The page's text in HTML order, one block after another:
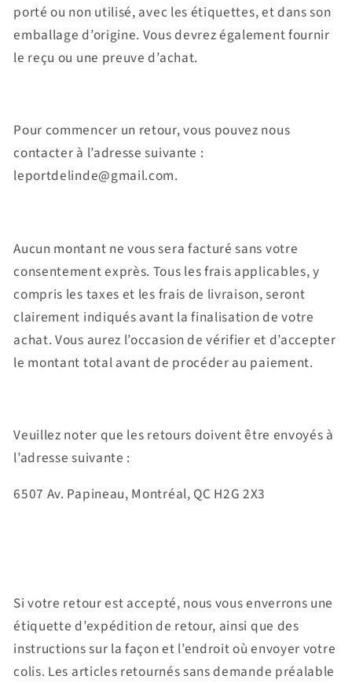
porté ou non utilisé, avec les étiquettes, et dans son
emballage d’origine. Vous devrez également fournir
le reçu ou une preuve d’achat.
Pour commencer un retour, vous pouvez nous
contacter à l’adresse suivante :
leportdelinde@gmail.com.
Aucun montant ne vous sera facturé sans votre
consentement exprès. Tous les frais applicables, y
compris les taxes et les frais de livraison, seront
clairement indiqués avant la finalisation de votre
achat. Vous aurez l’occasion de vérifier et d’accepter
le montant total avant de procéder au paiement.
Veuillez noter que les retours doivent être envoyés à
l’adresse suivante :
6507 Av. Papineau, Montréal, QC H2G 2X3
Si votre retour est accepté, nous vous enverrons une
étiquette d’expédition de retour, ainsi que des
instructions sur la façon et l’endroit où envoyer votre
colis. Les articles retournés sans demande préalable